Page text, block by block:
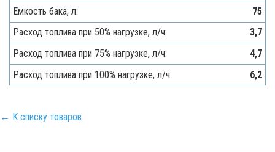
Емкость бака, л:
75
Расход топлива при 50% нагрузке, л/ч:
3,7
Расход топлива при 75% нагрузке, л/ч:
4,7
Расход топлива при 100% нагрузке, л/ч:
6,2
← К списку товаров